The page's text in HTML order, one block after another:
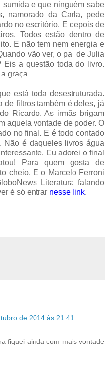
sumida e que ninguém sabe
namorado da Carla, pede
no escritório. E depois de
Todos estão dentro de
E não tem nem energia e
vão ver, o pai de Julia
Eis a questão toda do livro.
graça.
está toda desestruturada.
de filtros também é deles, já
Ricardo. As irmãs brigam
aquela vontade de poder. O
no final. E é todo contado
Não é daqueles livros água
Eu adorei o final
Para quem gosta de
cheio. E o Marcelo Ferroni
Literatura falando
é só entrar nesse link.
de 2014 às 21:41
fiquei ainda com mais vontade